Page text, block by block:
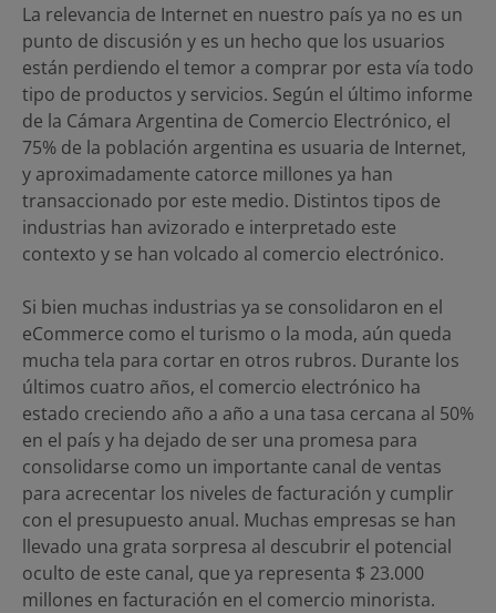
La relevancia de Internet en nuestro país ya no es un
punto de discusión y es un hecho que los usuarios
están perdiendo el temor a comprar por esta vía todo
tipo de productos y servicios. Según el último informe
de la Cámara Argentina de Comercio Electrónico, el
75% de la población argentina es usuaria de Internet,
y aproximadamente catorce millones ya han
transaccionado por este medio. Distintos tipos de
industrias han avizorado e interpretado este
contexto y se han volcado al comercio electrónico.
Si bien muchas industrias ya se consolidaron en el
eCommerce como el turismo o la moda, aún queda
mucha tela para cortar en otros rubros. Durante los
últimos cuatro años, el comercio electrónico ha
estado creciendo año a año a una tasa cercana al 50%
en el país y ha dejado de ser una promesa para
consolidarse como un importante canal de ventas
para acrecentar los niveles de facturación y cumplir
con el presupuesto anual. Muchas empresas se han
llevado una grata sorpresa al descubrir el potencial
oculto de este canal, que ya representa $ 23.000
millones en facturación en el comercio minorista.